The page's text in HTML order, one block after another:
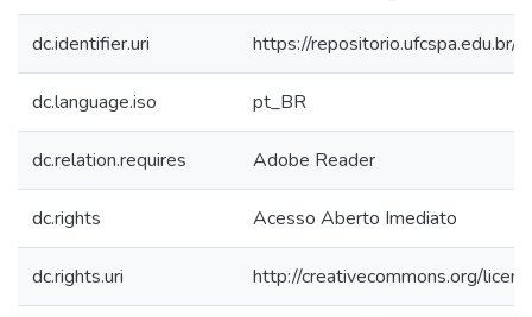
dc.identifier.uri https://
dc.language.iso pt_BR
dc.relation.requires Adobe Reader
dc.rights Acesso Aberto Imediato
dc.rights.uri http://creativecommons.org/